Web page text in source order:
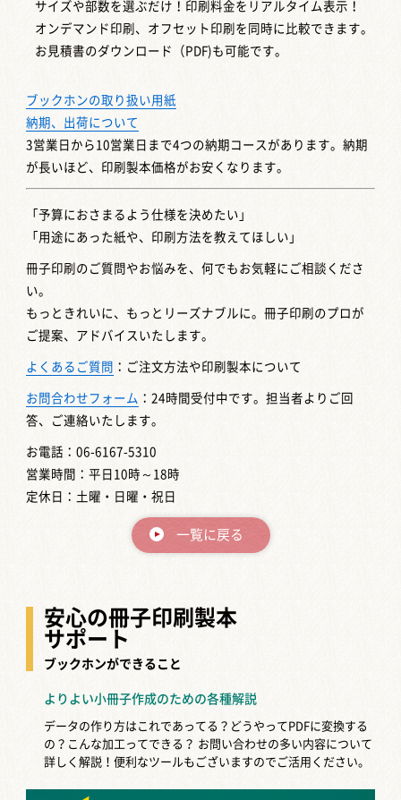
サイズや部数を選ぶだけ！印刷料金をリアルタイム表示！
オンデマンド印刷、オフセット印刷を同時に比較できます。
お見積書のダウンロード（PDF)も可能です。
ブックホンの取り扱い用紙
納期、出荷について
3営業日から10営業日まで4つの納期コースがあります。納期
が長いほど、印刷製本価格がお安くなります。
「予算におさまるよう仕様を決めたい」
「用途にあった紙や、印刷方法を教えてほしい」
冊子印刷のご質問やお悩みを、何でもお気軽にご相談くださ
い。
もっときれいに、もっとリーズナブルに。冊子印刷のプロが
ご提案、アドバイスいたします。
よくあるご質問 ：ご注文方法や印刷製本について
お問合わせフォーム ：24時間受付中です。担当者よりご回
答、ご連絡いたします。
お電話：06-6167-5310
営業時間：平日10時～18時
定休日：土曜・日曜・祝日
一覧に戻る
安心の冊子印刷製本
サポート
ブックホンができること
よりよい小冊子作成のための各種解説
データの作り方はこれであってる？どうやってPDFに変換する
の？こんな加工ってできる？ お問い合わせの多い内容について
詳しく解説！便利なツールもございますのでご活用ください。